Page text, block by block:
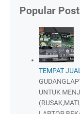
Popular
TEMPAT
UNTUK